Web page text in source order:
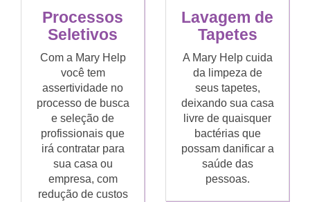
Processos
Seletivos
Com a Mary Help
você tem
assertividade no
processo de busca
e seleção de
profissionais que
irá contratar para
sua casa ou
empresa, com
redução de custos
Lavagem de
Tapetes
A Mary Help cuida
da limpeza de
seus tapetes,
deixando sua casa
livre de quaisquer
bactérias que
possam danificar a
saúde das
pessoas.